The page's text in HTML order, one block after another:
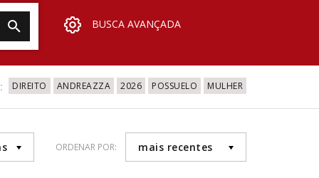
BUSCA AVANÇADA
DIREITO ANDREAZZA 2026 POSSUELO MULHER
ORDENAR POR: mais recentes